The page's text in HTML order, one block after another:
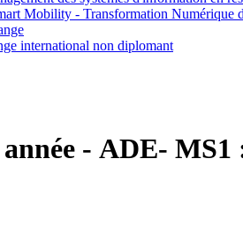
Mobility - Transformation Numérique
international non diplomant
- ADE- MS1